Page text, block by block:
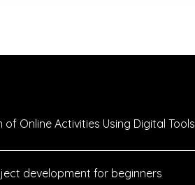
Online Activities Using Digital Tools
development for beginners